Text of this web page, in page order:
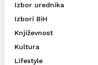
Izbor urednika
Izbori BiH
Književnost
Kultura
Lifestyle